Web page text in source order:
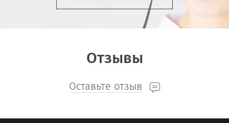
Отзывы
Оставьте отзыв